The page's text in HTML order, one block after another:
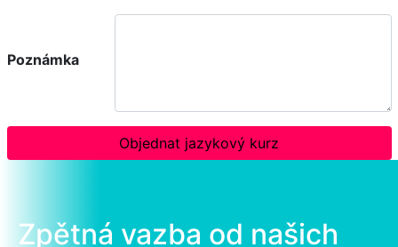
Poznámka
Objednat jazykový kurz
Zpětná vazba od našich